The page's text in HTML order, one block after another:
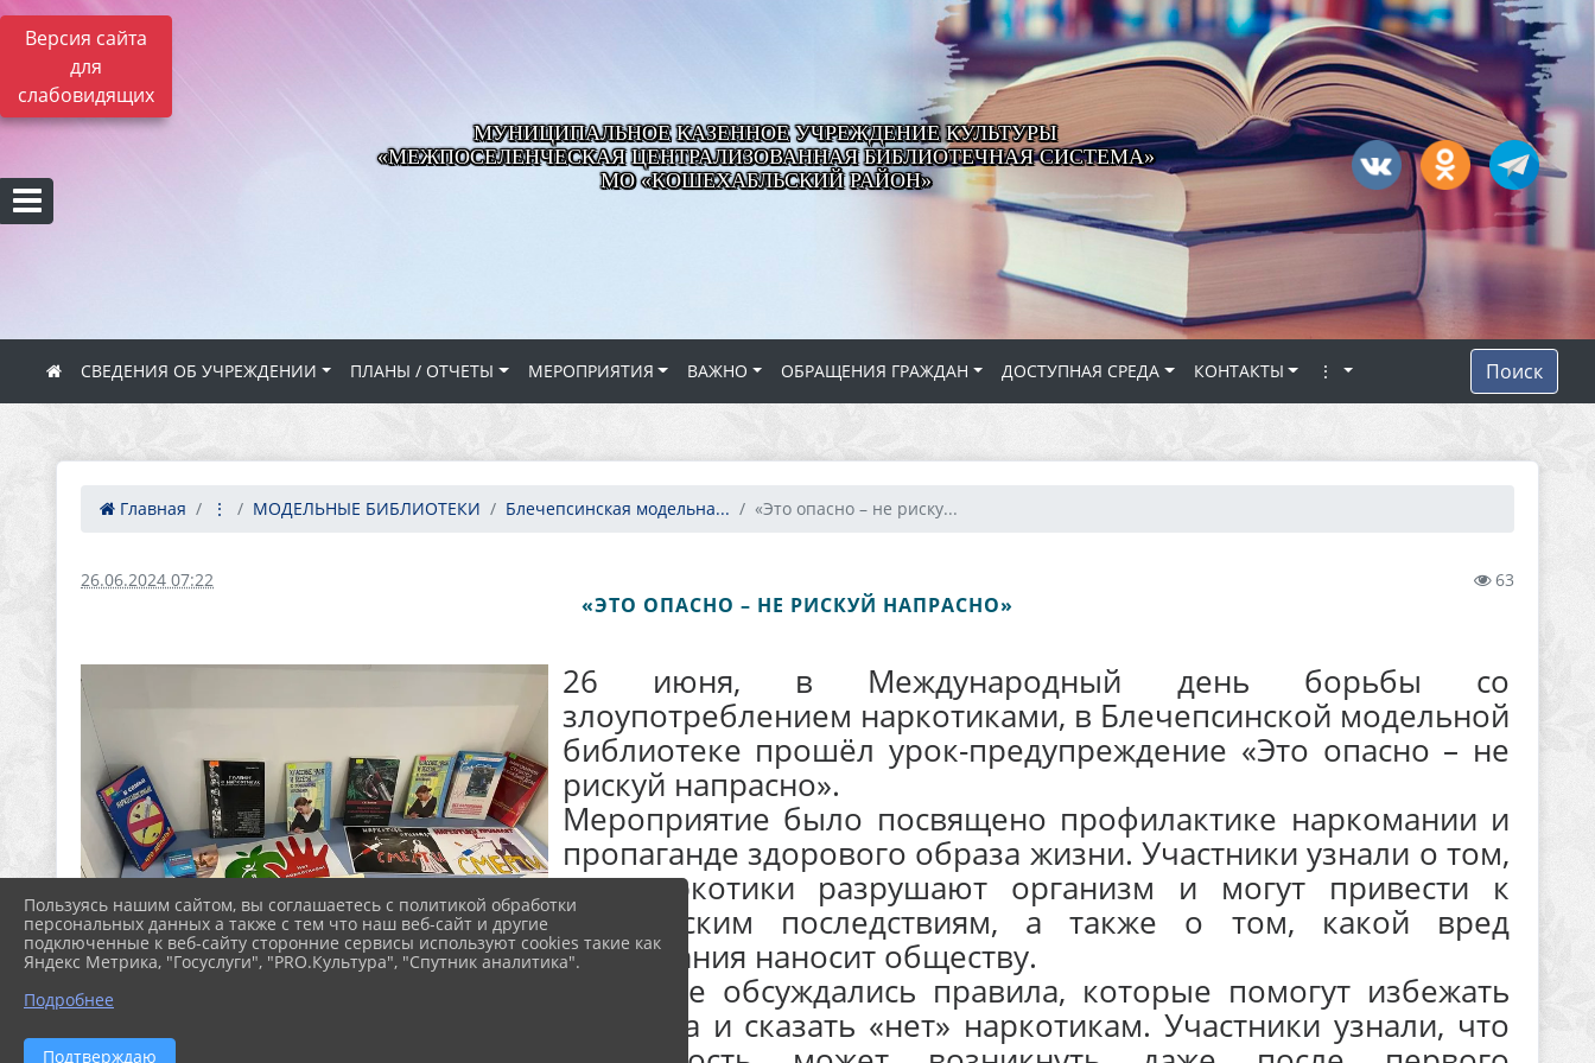
Версия сайта
для
слабовидящих
МУНИЦИПАЛЬНОЕ КАЗЕННОЕ УЧРЕЖДЕНИЕ КУЛЬТУРЫ
«МЕЖПОСЕЛЕНЧЕСКАЯ ЦЕНТРАЛИЗОВАННАЯ БИБЛИОТЕЧНАЯ СИСТЕМА»
МО «КОШЕХАБЛЬСКИЙ РАЙОН»
СВЕДЕНИЯ ОБ УЧРЕЖДЕНИИ ПЛАНЫ / ОТЧЕТЫ МЕРОПРИЯТИЯ ВАЖНО ОБРАЩЕНИЯ ГРАЖДАН ДОСТУПНАЯ СРЕДА КОНТАКТЫ ⋮ Поиск
Главная ⋮ МОДЕЛЬНЫЕ БИБЛИОТЕКИ Блечепсинская модельна... «Это опасно – не риску...
26.06.2024 07:22 63
«ЭТО ОПАСНО – НЕ РИСКУЙ НАПРАСНО»
26 июня, в Международный день борьбы со
злоупотреблением наркотиками, в Блечепсинской модельной
библиотеке прошёл урок-предупреждение «Это опасно – не
рискуй напрасно».
Мероприятие было посвящено профилактике наркомании и
пропаганде здорового образа жизни. Участники узнали о том,
как наркотики разрушают организм и могут привести к
трагическим последствиям, а также о том, какой вред
наркомания наносит обществу.
На уроке обсуждались правила, которые помогут избежать
соблазна и сказать «нет» наркотикам. Участники узнали, что
Пользуясь нашим сайтом, вы соглашаетесь с политикой обработки
персональных данных а также с тем что наш веб-сайт и другие
подключенные к веб-сайту сторонние сервисы используют cookies такие как
Яндекс Метрика, "Госуслуги", "PRO.Культура", "Спутник аналитика".
Подробнее
Подтверждаю